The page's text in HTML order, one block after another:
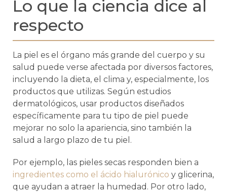
Lo que la ciencia dice al
respecto
La piel es el órgano más grande del cuerpo y su
salud puede verse afectada por diversos factores,
incluyendo la dieta, el clima y, especialmente, los
productos que utilizas. Según estudios
dermatológicos, usar productos diseñados
específicamente para tu tipo de piel puede
mejorar no solo la apariencia, sino también la
salud a largo plazo de tu piel.
Por ejemplo, las pieles secas responden bien a
ingredientes como el ácido hialurónico y glicerina,
que ayudan a atraer la humedad. Por otro lado,